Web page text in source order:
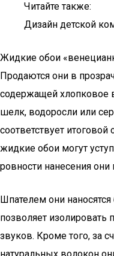
Читайте также:
Дизайн детской
Жидкие обои
Продаются они в
содержащей хлопковое
шелк, водоросли или
соответствует
жидкие обои могут
ровности нанесения
Шпателем они наносятся
позволяет изолировать
звуков. Кроме того, за